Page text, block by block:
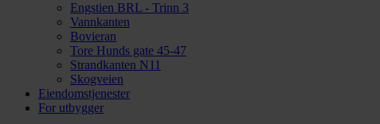
Engstien BRL - Trinn 3
Vannkanten
Bovieran
Tore Hunds gate 45-47
Strandkanten N11
Skogveien
Eiendomstjenester
For utbygger